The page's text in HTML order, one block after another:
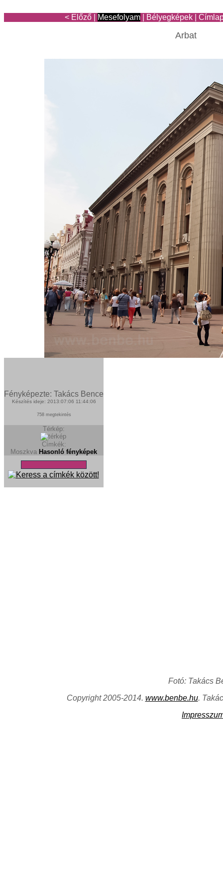
< Előző Mesefolyam Bélyegképek
Arbat
Fényképezte: Takács Bence
Készítés ideje: 2013:07:06 11:44:06
758 megtekintés
Térkép:
Címkék:
Moszkva Hasonló fényképek
Fotó: Takács
Copyright 2005-2014. www.benbe.hu.